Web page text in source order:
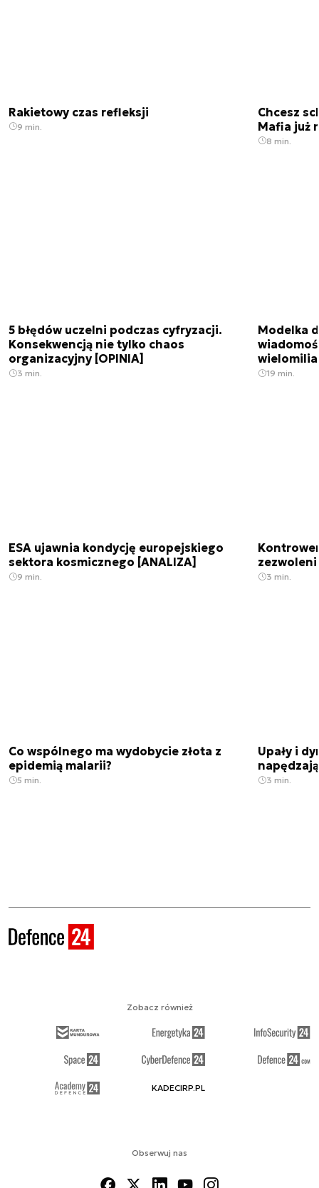
Rakietowy czas refleksji
9 min.
Chcesz
Mafia już
8 min.
5 błędów uczelni podczas cyfryzacji.
Konsekwencją nie tylko chaos
organizacyjny [OPINIA]
3 min.
Modelka
19 min.
ESA ujawnia kondycję europejskiego
sektora kosmicznego [ANALIZA]
9 min. 3 min.
Co wspólnego ma wydobycie złota z
epidemią malarii?
5 min.
Upały i
3 min.
Obserwuj nas
Zobacz również
KADECIRP.PL